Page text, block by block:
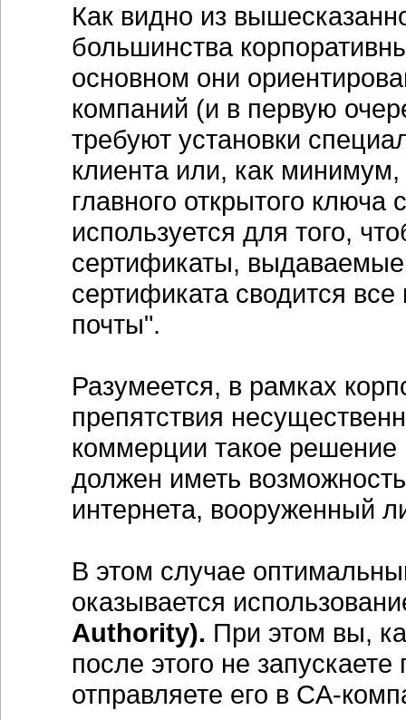
Как видно из
большинства
основном они
компаний (и в первую
требуют установки
клиента или, как
главного открытого
используется для того,
сертификаты, выдаваемые
сертификата сводится
почты".
Разумеется, в рамках
препятствия
коммерции такое решение
должен иметь
интернета, вооруженный
В этом случае
оказывается
Authority). При этом вы,
после этого не
отправляете его в CA-